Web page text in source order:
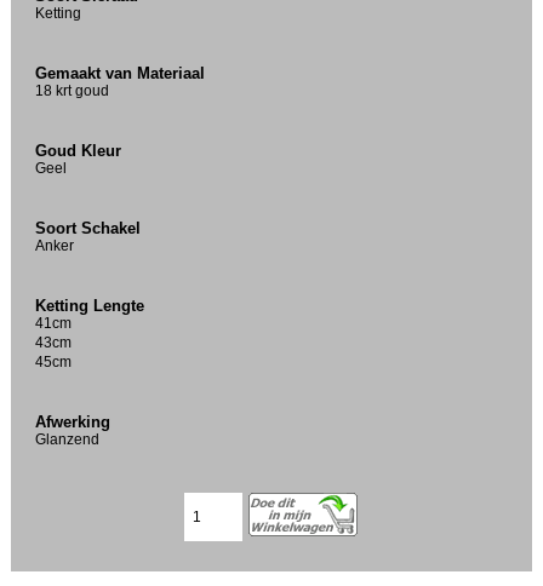
Ketting
Gemaakt van Materiaal
18 krt goud
Goud Kleur
Geel
Soort Schakel
Anker
Ketting Lengte
41cm
43cm
45cm
Afwerking
Glanzend